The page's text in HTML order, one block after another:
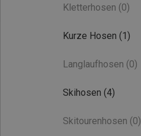
Kletterhosen (0)
Kurze Hosen (1)
Langlaufhosen (0)
Skihosen (4)
Skitourenhosen (0)